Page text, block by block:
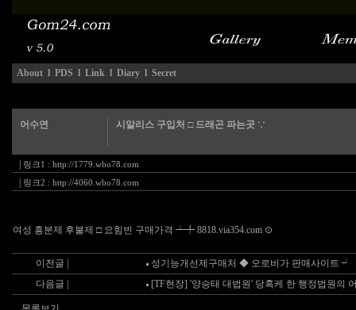
About l PDS l Link l Diary l Secret
어수연 시알리스 구입처 □ 드래곤 파는곳 ∵
링크1 : http://1779.wbo78.com
링크2 : http://4060.wbo78.com
여성 흥분제 후불제 □ 요힘빈 구매가격 ┷╇ 8818.via354.com ⊙
이전글 |
성기능개선제구매처 ◆ 오로비가 판매사이트 ┙
다음글 |
[TF현장] '양승태 대법원' 당혹케 한 행정법원의